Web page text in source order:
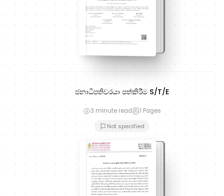
ජනාධිපතිවරයා පත්කිරීම S/T/E
3 minute read 1 Pages
Not specified